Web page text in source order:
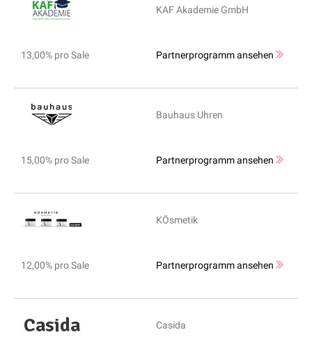
KAF Akademie GmbH
13,00% pro Sale Partnerprogramm ansehen
Bauhaus Uhren
15,00% pro Sale Partnerprogramm ansehen
KÖsmetik
12,00% pro Sale Partnerprogramm ansehen
Casida